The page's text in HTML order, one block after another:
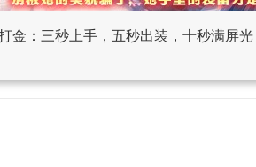
金：三秒上手，五秒出装，十秒满屏光